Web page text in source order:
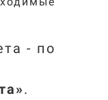
- по
».